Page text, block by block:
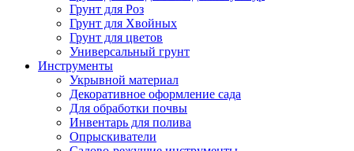
Грунт для Роз
Грунт для Хвойных
Грунт для цветов
Универсальный грунт
Инструменты
Укрывной материал
Декоративное оформление сада
Для обработки почвы
Инвентарь для полива
Опрыскиватели